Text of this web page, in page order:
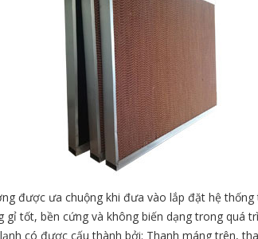
được ưa chuộng khi đưa vào lắp đặt hệ
gỉ tốt, bền cứng và không biến dạng trong quá
có được cấu thành bởi: Thanh máng trên,